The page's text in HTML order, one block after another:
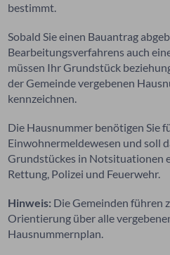
bestimmt.
Sobald Sie einen Bauantrag
Bearbeitungsverfahrens auch
müssen Ihr Grundstück
der Gemeinde vergebenen
kennzeichnen.
Die Hausnummer benötigen Sie
Einwohnermeldewesen und soll
Grundstückes in Notsituationen
Rettung, Polizei und Feuerwehr.
Hinweis: Die Gemeinden führen
Orientierung über alle
Hausnummernplan.